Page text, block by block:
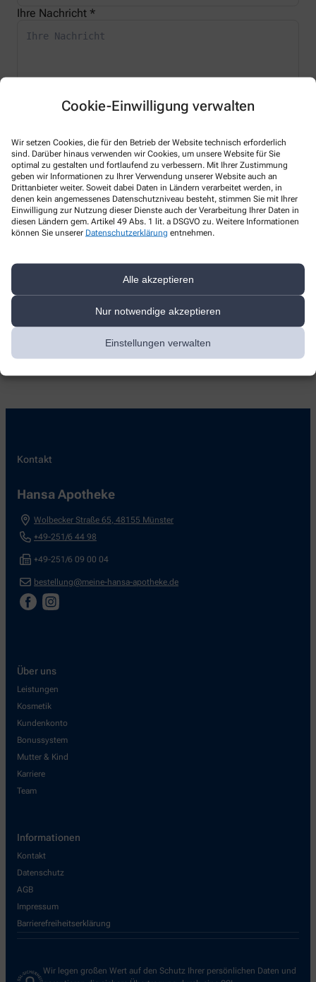
Cookie-Einwilligung verwalten
Wir setzen Cookies, die für den Betrieb der Website technisch erforderlich
sind. Darüber hinaus verwenden wir Cookies, um unsere Website für Sie
optimal zu gestalten und fortlaufend zu verbessern. Mit Ihrer Zustimmung
geben wir Informationen zu Ihrer Verwendung unserer Website auch an
Drittanbieter weiter. Soweit dabei Daten in Ländern verarbeitet werden, in
denen kein angemessenes Datenschutzniveau besteht, stimmen Sie mit Ihrer
Einwilligung zur Nutzung dieser Dienste auch der Verarbeitung Ihrer Daten in
diesen Ländern gem. Artikel 49 Abs. 1 lit. a DSGVO zu. Weitere Informationen
können Sie unserer Datenschutzerklärung entnehmen.
Alle akzeptieren
Nur notwendige akzeptieren
Einstellungen verwalten
Ihre Nachricht *
Ich erkläre mich damit einverstanden, dass die von mir angegebenen
Daten elektronisch erfasst und gespeichert und meine Daten an die
von mir ausgesuchte Apotheke übergeben werden. Rechtsgrundlage
der Verarbeitung ist Art. 6 Abs. 1 lit. a DS-GVO. Die Einwilligung kann
jederzeit widerrufen werden, z.B. per E-Mail anbestellung@meine-
hansa-apotheke.de.
Ihre Daten werden ausschließlich zur Bearbeitung Ihrer Anfrage
folgendem Link:Datenschutz.
Kontakt
Hansa Apotheke
Wolbecker Straße 65, 48155 Münster
+49-251/6 44 98
+49-251/6 09 00 04
bestellung@meine-hansa-apotheke.de
Über uns
Leistungen
Kosmetik
Kundenkonto
Bonussystem
Mutter & Kind
Karriere
Team
Informationen
Kontakt
Datenschutz
AGB
Impressum
Barrierefreiheitserklärung
Wir legen großen Wert auf den Schutz Ihrer persönlichen Daten und